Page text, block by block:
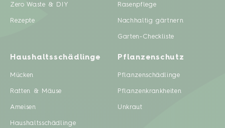
Zero Waste & DIY
Rezepte
Rasenpflege
Nachhaltig gärtnern
Garten-Checkliste
Haushaltsschädlinge
Mücken
Ratten & Mäuse
Ameisen
Haushaltsschädlinge
Pflanzenschutz
Pflanzenschädlinge
Pflanzenkrankheiten
Unkraut